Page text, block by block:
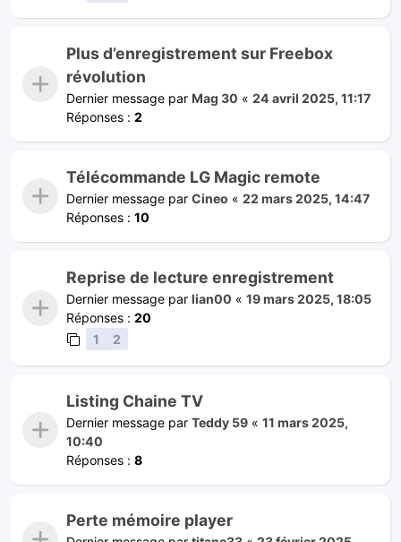
Plus d’enregistrement sur Freebox
révolution
Dernier message par Mag 30 « 24 avril 2025, 11:17
Réponses : 2
Télécommande LG Magic remote
Dernier message par Cineo « 22 mars 2025, 14:47
Réponses : 10
Reprise de lecture enregistrement
Dernier message par lian00 « 19 mars 2025, 18:05
Réponses : 20
1
2
Listing Chaine TV
Dernier message par Teddy 59 « 11 mars 2025,
10:40
Réponses : 8
Perte mémoire player